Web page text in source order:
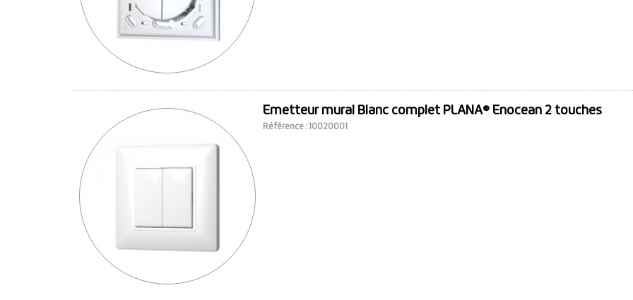
Emetteur mural Blanc complet PLANA® Enocean 2 touches
Référence : 10020001